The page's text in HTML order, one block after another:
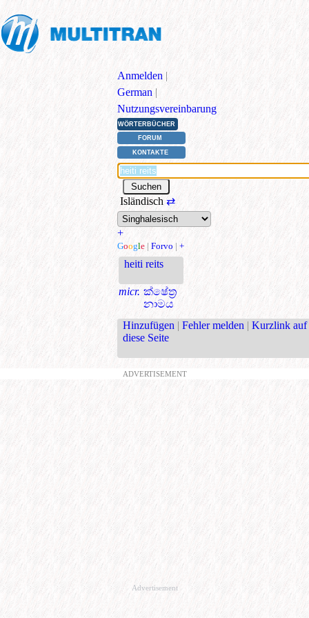
Anmelden |
German |
Nutzungsvereinbarung
WÖRTERBÜCHER
FORUM
KONTAKTE
Isländisch⇄
+
Google | Forvo | +
heiti reits
micr. ක්ෂේත්‍ර
නාමය
Hinzufügen | Fehler melden | Kurzlink auf
diese Seite
ADVERTISEMENT
Advertisement